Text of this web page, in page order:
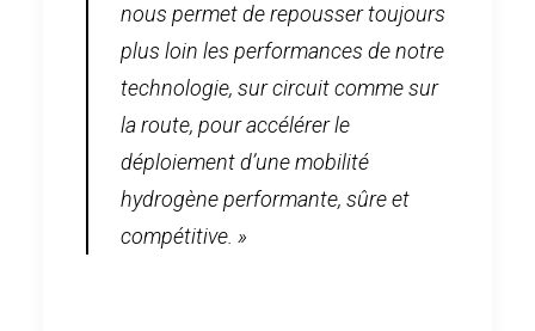
nous permet de repousser toujours
plus loin les performances de notre
technologie, sur circuit comme sur
la route, pour accélérer le
déploiement d’une mobilité
hydrogène performante, sûre et
compétitive. »